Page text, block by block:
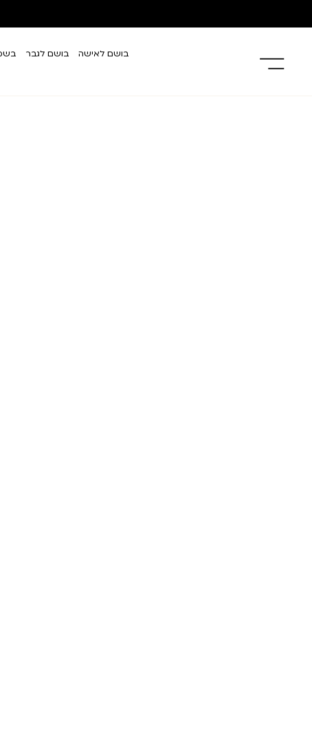
בושם לאישה בושם לגבר